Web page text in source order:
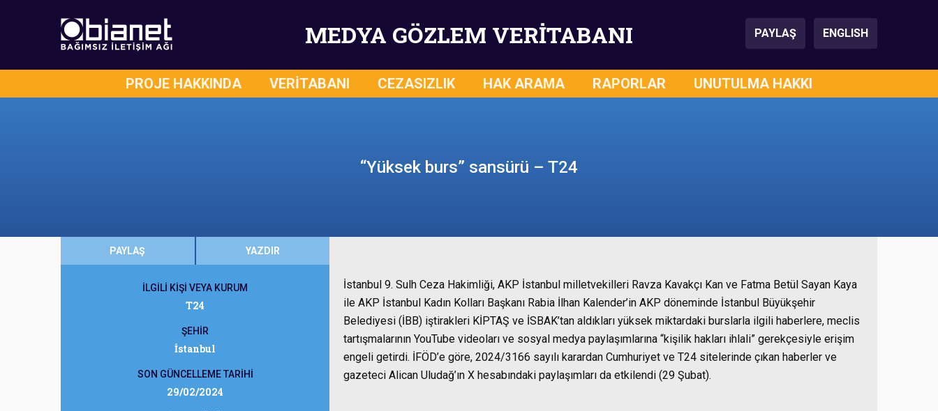
MEDYA GÖZLEM VERİTABANI PAYLAŞ ENGLISH
PROJE HAKKINDA VERİTABANI CEZASIZLIK HAK ARAMA RAPORLAR UNUTULMA HAKKI
“Yüksek burs” sansürü – T24
PAYLAŞ YAZDIR
İLGİLİ KİŞİ VEYA KURUM
T24
ŞEHİR
İstanbul
SON GÜNCELLEME TARİHİ
29/02/2024
İstanbul 9. Sulh Ceza Hakimliği, AKP İstanbul milletvekilleri Ravza Kavakçı Kan ve Fatma Betül Sayan Kaya
ile AKP İstanbul Kadın Kolları Başkanı Rabia İlhan Kalender’in AKP döneminde İstanbul Büyükşehir
Belediyesi (İBB) iştirakleri KİPTAŞ ve İSBAK’tan aldıkları yüksek miktardaki burslarla ilgili haberlere, meclis
tartışmalarının YouTube videoları ve sosyal medya paylaşımlarına “kişilik hakları ihlali” gerekçesiyle erişim
engeli getirdi. İFÖD’e göre, 2024/3166 sayılı karardan Cumhuriyet ve T24 sitelerinde çıkan haberler ve
gazeteci Alican Uludağ’ın X hesabındaki paylaşımları da etkilendi (29 Şubat).